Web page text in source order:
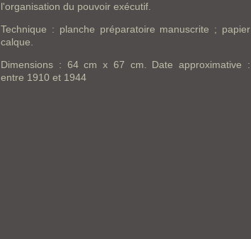
l'organisation du pouvoir exécutif.
Technique : planche préparatoire manuscrite ; papier
calque.
Dimensions : 64 cm x 67 cm. Date approximative :
entre 1910 et 1944